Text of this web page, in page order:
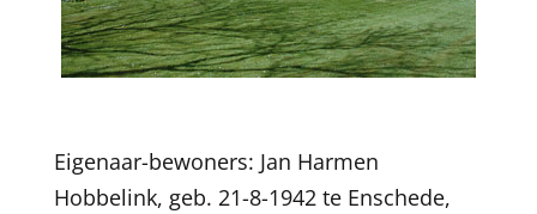
Eigenaar-bewoners: Jan Harmen
Hobbelink, geb. 21-8-1942 te Enschede,